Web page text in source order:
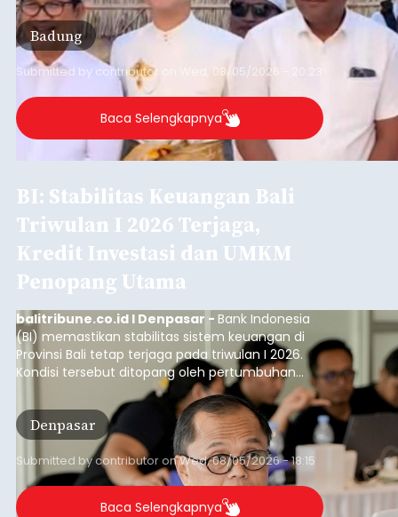
Badung
Submitted by contributor Wed, 08/05/2026 - 20:23
Baca Selengkapnya
BI: Stabilitas Keuangan Bali
Triwulan I 2026 Terjaga,
Kredit Investasi dan UMKM
Penopang Utama
balitribune.co.id I Denpasar - Bank Indonesia
(BI) memastikan stabilitas sistem keuangan di
Provinsi Bali tetap terjaga pada triwulan I 2026.
Kondisi tersebut ditopang oleh pertumbuhan
penyaluran kredit yang masih positif, terutama
pada sektor-sektor utama penggerak ekonomi
daerah, dengan risiko kredit yang tetap
terkendali.
Denpasar
Submitted bycontributoronWed, 08/05/2026 - 18:15
Baca Selengkapnya